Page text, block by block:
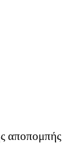
αποπομπής